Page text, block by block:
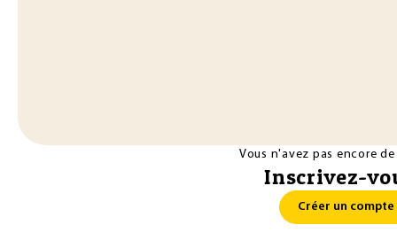
Vous n'avez pas encore
Inscrivez-
Créer un compte